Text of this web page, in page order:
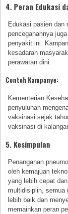
4. Peran Edukasi
Edukasi pasien dan
pencegahannya
penyakit ini.
kesadaran
perawatan dini.
Contoh Kampanye:
Kementerian
penyuluhan
vaksinasi sejak
vaksinasi di
5. Kesimpulan
Penanganan
oleh kemajuan
yang lebih cepat
multidisiplin, semua
lebih baik dan
memainkan peran